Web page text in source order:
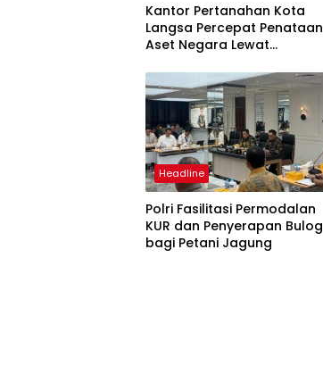
Kantor Pertanahan Kota
Langsa Percepat Penataan
Aset Negara Lewat
Headline
Polri Fasilitasi Permodalan
KUR dan Penyerapan Bulog
bagi Petani Jagung